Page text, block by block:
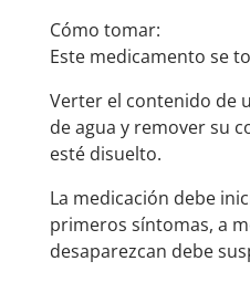
Cómo tomar:
Este medicamento se
Verter el contenido de
de agua y remover su
esté disuelto.
La medicación debe
primeros síntomas, a
desaparezcan debe